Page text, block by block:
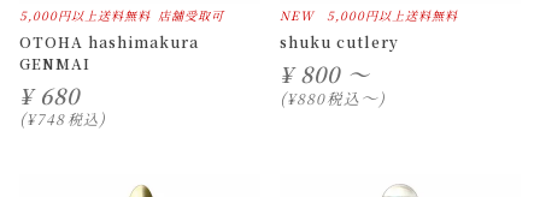
5,000円以上送料無料 店舗受取可
OTOHA hashimakura
GENMAI
¥ 680
¥748税込
NEW 5,000円以上送料無料
shuku cutlery
¥ 800 ～
¥880税込〜